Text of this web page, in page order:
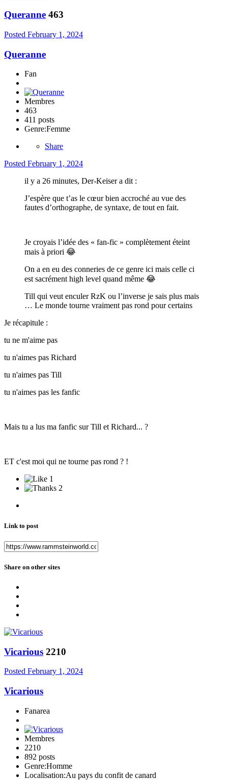
Queranne 463
Posted February 1, 2024
Queranne
Fan
Membres
463
411 posts
Genre:Femme
Share
Posted February 1, 2024
il y a 26 minutes, Der-Keiser a dit :
J’espère que t’as le cœur bien accroché au vue des
fautes d’orthographe, de syntaxe, de tout en fait.
Je croyais l’idée des « fan-fic » complètement éteint
mais à priori 😂
On a en eu des conneries de ce genre ici mais celle ci
est sacrément high level quand même 😂
Till qui veut enculer RzK ou l’inverse je sais plus mais
… Le monde tourne vraiment pas rond pour certains
Je récapitule :
tu ne m'aime pas
tu n'aimes pas Richard
tu n'aimes pas Till
tu n'aimes pas les fanfic
Mais tu a lus ma fanfic sur Till et Richard... ?
ET c'est moi qui ne tourne pas rond ? !
1
2
Link to post
Share on other sites
Vicarious 2210
Posted February 1, 2024
Vicarious
Fanarea
Membres
2210
892 posts
Genre:Homme
Localisation:Au pays du confit de canard